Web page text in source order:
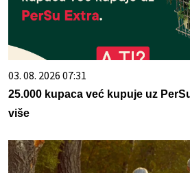
03. 08. 2026 07:31
25.000 kupaca već kupuje uz
više